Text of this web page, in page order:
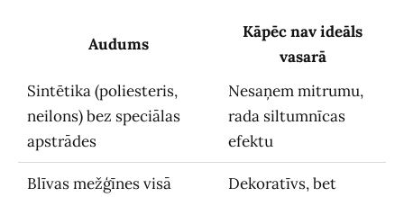
Audums
Kāpēc nav ideāls
vasarā
Sintētika (poliesteris,
neilons) bez speciālas
apstrādes
Nesaņem mitrumu,
rada siltumnīcas
efektu
Blīvas mežģīnes visā
Dekoratīvs, bet